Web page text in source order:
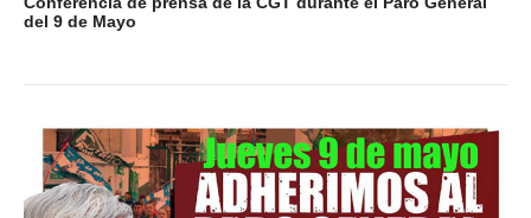
del 9 de Mayo